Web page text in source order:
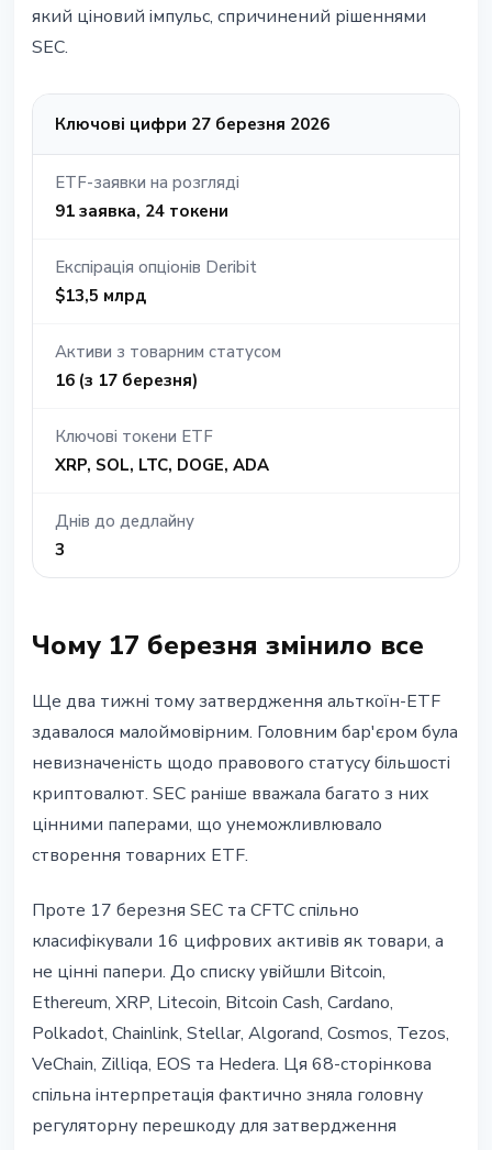
який ціновий імпульс, спричинений рішеннями
SEC.
Ключові цифри 27 березня 2026
ETF-заявки на розгляді
91 заявка, 24 токени
Експірація опціонів Deribit
$13,5 млрд
Активи з товарним статусом
16 (з 17 березня)
Ключові токени ETF
XRP, SOL, LTC, DOGE, ADA
Днів до дедлайну
3
Чому 17 березня змінило все
Ще два тижні тому затвердження альткоїн-ETF
здавалося малоймовірним. Головним бар'єром була
невизначеність щодо правового статусу більшості
криптовалют. SEC раніше вважала багато з них
цінними паперами, що унеможливлювало
створення товарних ETF.
Проте 17 березня SEC та CFTC спільно
класифікували 16 цифрових активів як товари, а
не цінні папери. До списку увійшли Bitcoin,
Ethereum, XRP, Litecoin, Bitcoin Cash, Cardano,
Polkadot, Chainlink, Stellar, Algorand, Cosmos, Tezos,
VeChain, Zilliqa, EOS та Hedera. Ця 68-сторінкова
спільна інтерпретація фактично зняла головну
регуляторну перешкоду для затвердження